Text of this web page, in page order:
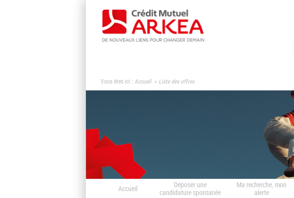
Vous êtes ici : Accueil Liste des offres
Accueil
Déposer une
candidature spontanée
Ma recherche, mon
alerte